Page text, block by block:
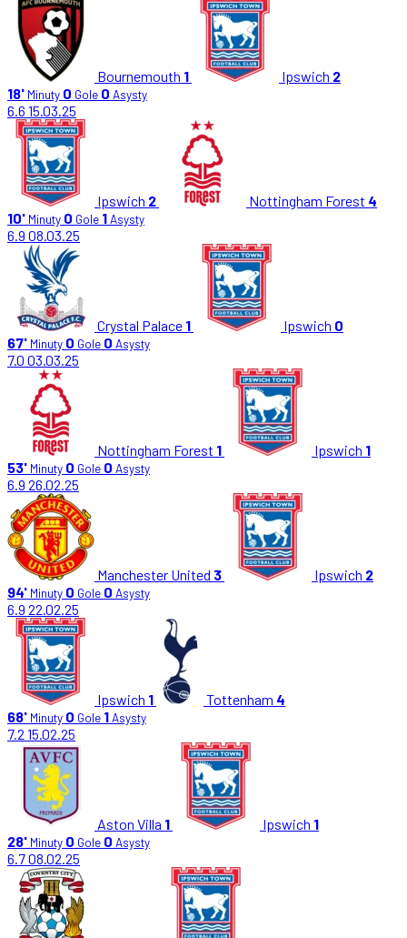
Bournemouth 1 Ipswich 2
18' Minuty 0 Gole 0 Asysty
6.6 15.03.25
Ipswich 2 Nottingham Forest 4
10' Minuty 0 Gole 1Asysty
6.9 08.03.25
Crystal Palace 1 Ipswich 0
67' Minuty 0 Gole 0 Asysty
7.0 03.03.25
Nottingham Forest 1 Ipswich 1
53' Minuty 0 Gole 0 Asysty
6.9 26.02.25
Manchester United 3 Ipswich 2
94' Minuty 0 Gole 0 Asysty
6.9 22.02.25
Ipswich 1 Tottenham 4
68' Minuty 0 Gole 1Asysty
7.2 15.02.25
Aston Villa 1 Ipswich 1
28' Minuty 0 Gole 0 Asysty
6.708.02.25